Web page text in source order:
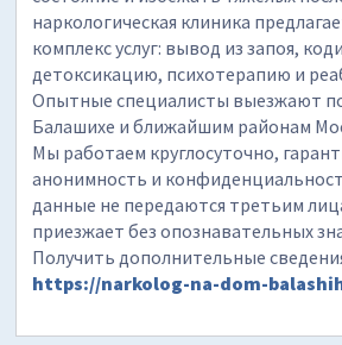
наркологическая клиника
комплекс услуг: вывод из запоя,
детоксикацию, психотерапию и
Опытные специалисты выезжают
Балашихе и ближайшим районам
Мы работаем круглосуточно,
анонимность и
данные не передаются третьим
приезжает без опознавательных
Получить дополнительные
https://narkolog-na-dom-